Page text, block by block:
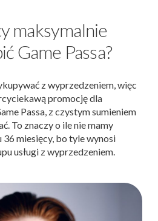
maksymalnie
Game Passa?
z wyprzedzeniem, więc
promocję dla
Passa, z czystym sumieniem
To znaczy o ile nie mamy
miesięcy, bo tyle wynosi
usługi z wyprzedzeniem.